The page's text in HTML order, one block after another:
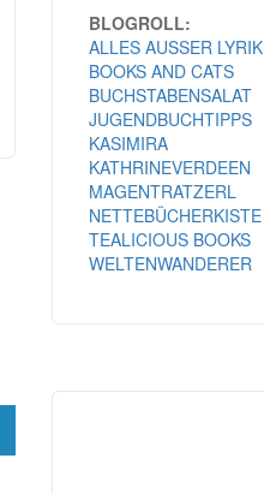
BLOGROLL:
ALLES AUSSER LYRIK
BOOKS AND CATS
BUCHSTABENSALAT
JUGENDBUCHTIPPS
KASIMIRA
KATHRINEVERDEEN
MAGENTRATZERL
NETTEBÜCHERKISTE
TEALICIOUS BOOKS
WELTENWANDERER